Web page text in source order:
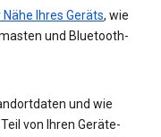
Ihres Geräts, wie
und Bluetooth-
und wie
von Ihren Geräte-